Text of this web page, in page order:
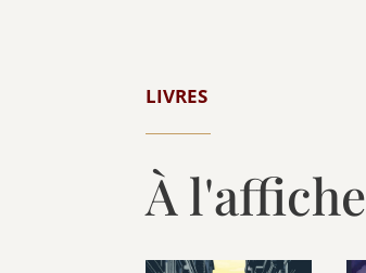
LIVRES
À l'affiche